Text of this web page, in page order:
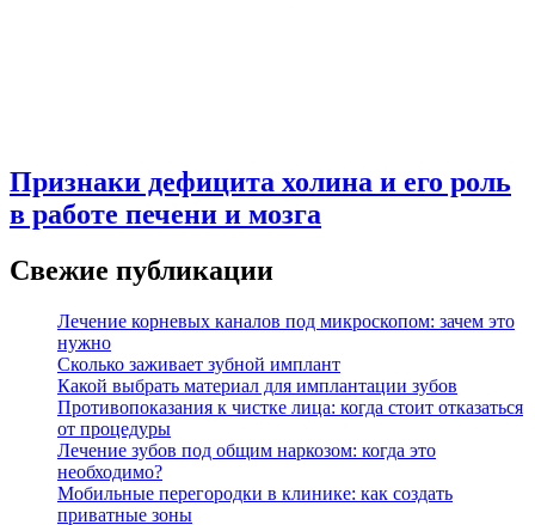
Признаки дефицита холина и его роль
в работе печени и мозга
Свежие публикации
Лечение корневых каналов под микроскопом: зачем это
нужно
Сколько заживает зубной имплант
Какой выбрать материал для имплантации зубов
Противопоказания к чистке лица: когда стоит отказаться
от процедуры
Лечение зубов под общим наркозом: когда это
необходимо?
Мобильные перегородки в клинике: как создать
приватные зоны